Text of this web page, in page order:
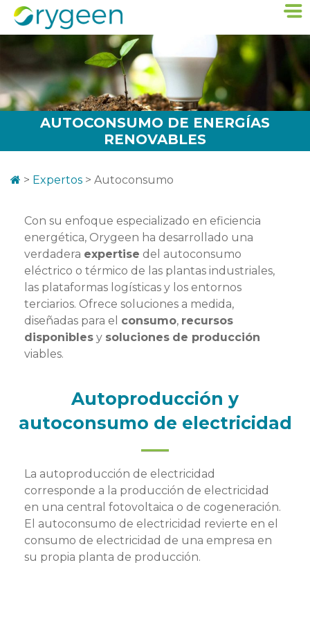
AUTOCONSUMO DE ENERGÍAS
RENOVABLES
> Expertos > Autoconsumo
Con su enfoque especializado en eficiencia
energética, Orygeen ha desarrollado una
verdadera expertise del autoconsumo
eléctrico o térmico de las plantas industriales,
las plataformas logísticas y los entornos
terciarios. Ofrece soluciones a medida,
diseñadas para el consumo, recursos
disponibles y soluciones de producción
viables.
Autoproducción y
autoconsumo de electricidad
La autoproducción de electricidad
corresponde a la producción de electricidad
en una central fotovoltaica o de cogeneración.
El autoconsumo de electricidad revierte en el
consumo de electricidad de una empresa en
su propia planta de producción.